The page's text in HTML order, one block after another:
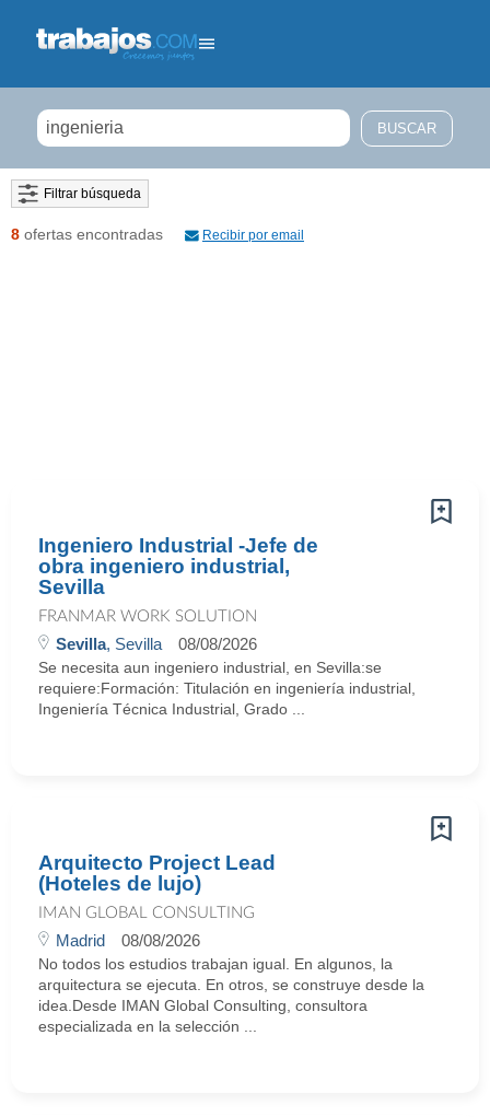
Filtrar búsqueda
8 ofertas encontradas Recibir por email
Ingeniero Industrial -Jefe de
obra ingeniero industrial,
Sevilla
FRANMAR WORK SOLUTION
Sevilla, Sevilla 08/08/2026
Se necesita aun ingeniero industrial, en Sevilla:se
requiere:Formación: Titulación en ingeniería industrial,
Ingeniería Técnica Industrial, Grado ...
Arquitecto Project Lead
(Hoteles de lujo)
IMAN GLOBAL CONSULTING
Madrid 08/08/2026
No todos los estudios trabajan igual. En algunos, la
arquitectura se ejecuta. En otros, se construye desde la
idea.Desde IMAN Global Consulting, consultora
especializada en la selección ...